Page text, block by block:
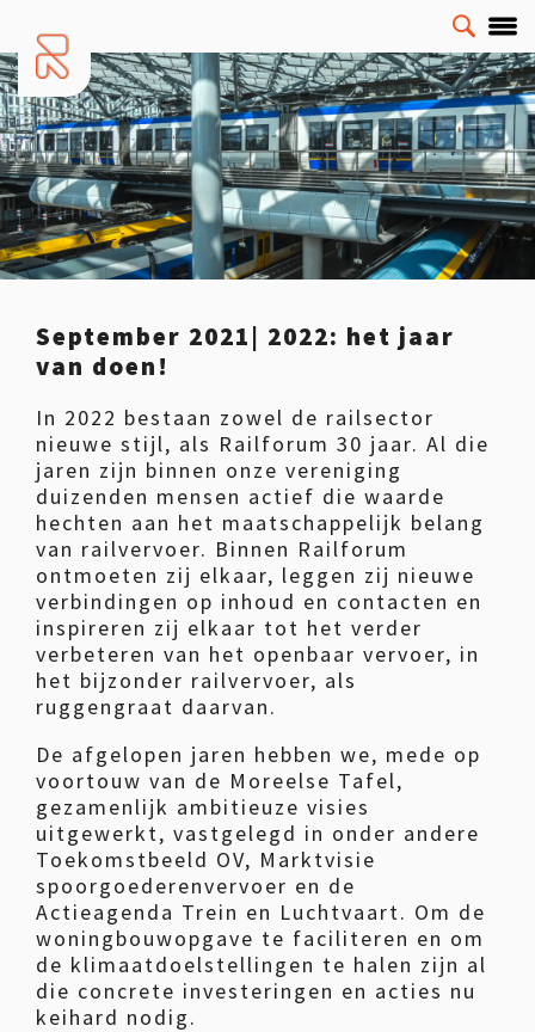
September 2021| 2022: het jaar
van doen!
In 2022 bestaan zowel de railsector
nieuwe stijl, als Railforum 30 jaar. Al die
jaren zijn binnen onze vereniging
duizenden mensen actief die waarde
hechten aan het maatschappelijk belang
van railvervoer. Binnen Railforum
ontmoeten zij elkaar, leggen zij nieuwe
verbindingen op inhoud en contacten en
inspireren zij elkaar tot het verder
verbeteren van het openbaar vervoer, in
het bijzonder railvervoer, als
ruggengraat daarvan.
De afgelopen jaren hebben we, mede op
voortouw van de Moreelse Tafel,
gezamenlijk ambitieuze visies
uitgewerkt, vastgelegd in onder andere
Toekomstbeeld OV, Marktvisie
spoorgoederenvervoer en de
Actieagenda Trein en Luchtvaart. Om de
woningbouwopgave te faciliteren en om
de klimaatdoelstellingen te halen zijn al
die concrete investeringen en acties nu
keihard nodig.